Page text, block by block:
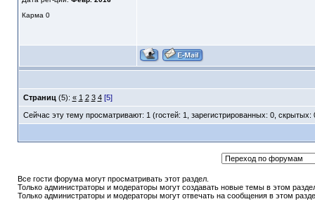
Карма 0
Страниц (5): « 1 2 3 4 [5]
Сейчас эту тему просматривают: 1 (гостей: 1, зарегистрированных: 0, скрытых:
Все гости форума могут просматривать этот раздел.
Только администраторы и модераторы могут создавать новые темы в этом
Только администраторы и модераторы могут отвечать на сообщения в этом